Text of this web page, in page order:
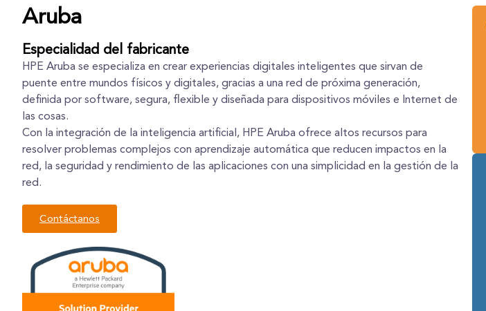
Aruba
Especialidad del fabricante
HPE Aruba se especializa en crear experiencias digitales inteligentes que sirvan de
puente entre mundos físicos y digitales, gracias a una red de próxima generación,
definida por software, segura, flexible y diseñada para dispositivos móviles e Internet de
las cosas.
Con la integración de la inteligencia artificial, HPE Aruba ofrece altos recursos para
resolver problemas complejos con aprendizaje automática que reducen impactos en la
red, la seguridad y rendimiento de las aplicaciones con una simplicidad en la gestión de la
red.
Contáctanos